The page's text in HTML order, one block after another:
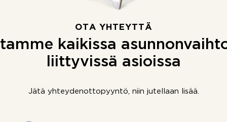
OTA YHTEYTTÄ
kaikissa
liittyvissä asioissa
Jätä yhteydenottopyyntö, niin jutellaan lisää.